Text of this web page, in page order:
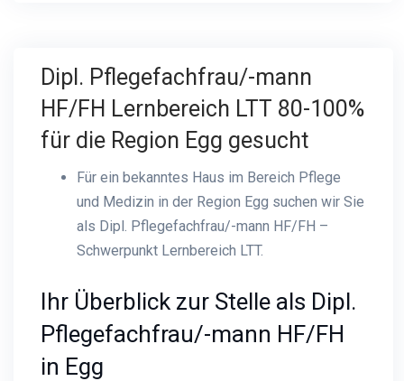
Dipl. Pflegefachfrau/-mann
HF/FH Lernbereich LTT 80-100%
für die Region Egg gesucht
Für ein bekanntes Haus im Bereich Pflege
und Medizin in der Region Egg suchen wir Sie
als Dipl. Pflegefachfrau/-mann HF/FH –
Schwerpunkt Lernbereich LTT.
Ihr Überblick zur Stelle als Dipl.
Pflegefachfrau/-mann HF/FH
in Egg